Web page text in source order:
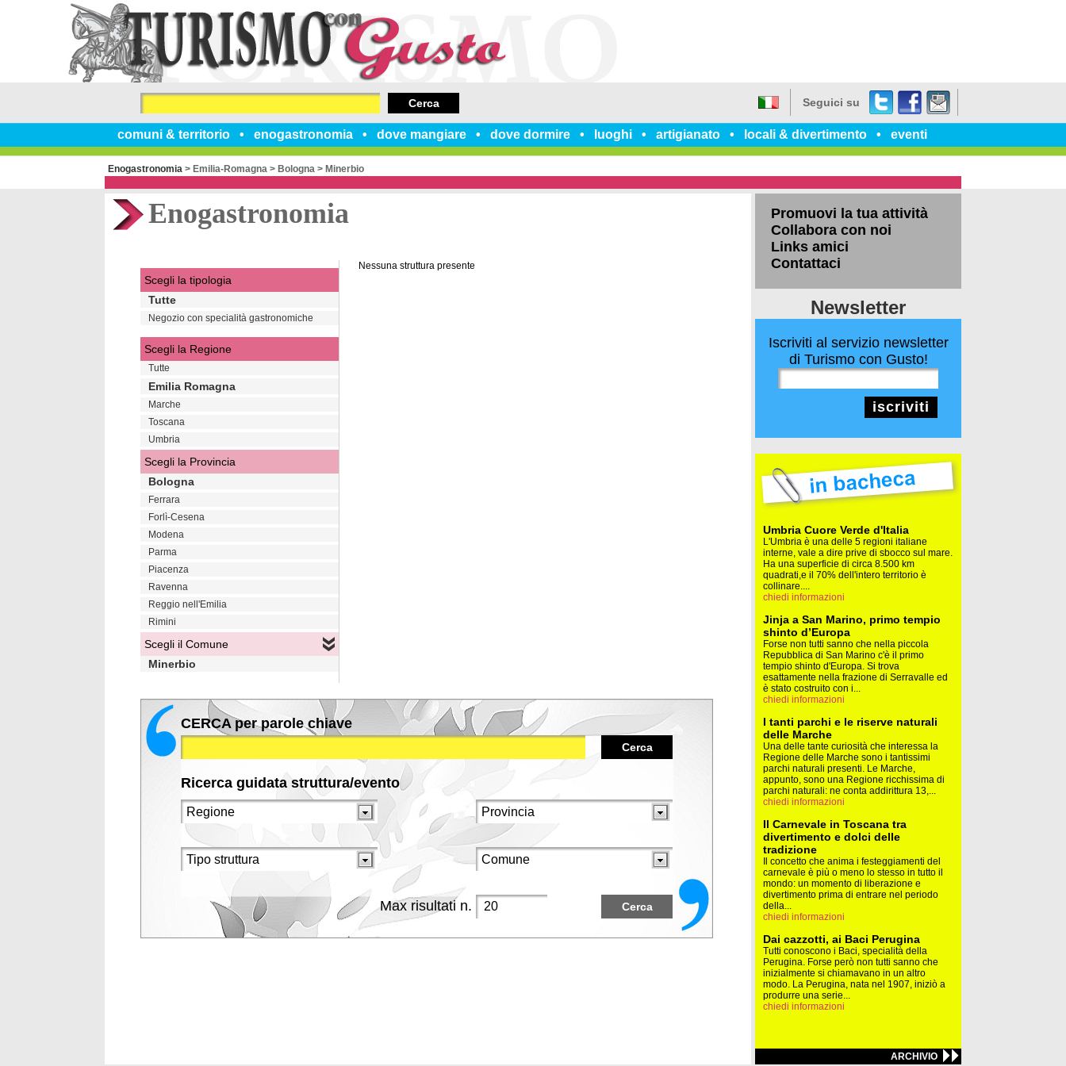
comuni & territorio enogastronomia dove mangiare dove dormire luoghi artigianato locali & divertimento eventi
Seguici su TwitterFacebook
un
Cerca
Enogastronomia > Emilia-Romagna > Bologna > Minerbio
Enogastronomia
Nessuna struttura presente
Scegli la tipologia
Tutte
Negozio con specialità gastronomiche
Scegli la Regione
Tutte
Emilia Romagna
Marche
Toscana
Umbria
Scegli la Provincia
Bologna
Ferrara
Forlì-Cesena
Modena
Parma
Piacenza
Ravenna
Reggio nell'Emilia
Rimini
Scegli il Comune
Minerbio
CERCA per parole chiave
Cerca
Ricerca guidata struttura/evento
Max risultati n. Cerca
Promuovi la tua attività
Collabora con noi
Links amici
Contattaci
Newsletter
Iscriviti al servizio newsletter
di Turismo con Gusto!
iscriviti
Umbria Cuore Verde d'Italia
L'Umbria è una delle 5 regioni italiane
interne, vale a dire prive di sbocco sul mare.
Ha una superficie di circa 8.500 km
quadrati,e il 70% dell'intero territorio è
collinare....
chiedi informazioni
Jinja a San Marino, primo tempio
shinto d’Europa
Forse non tutti sanno che nella piccola
Repubblica di San Marino c'è il primo
tempio shinto d'Europa. Si trova
esattamente nella frazione di Serravalle ed
è stato costruito con i...
chiedi informazioni
I tanti parchi e le riserve naturali
delle Marche
Una delle tante curiosità che interessa la
Regione delle Marche sono i tantissimi
parchi naturali presenti. Le Marche,
appunto, sono una Regione ricchissima di
parchi naturali: ne conta addirittura 13,...
chiedi informazioni
Il Carnevale in Toscana tra
divertimento e dolci delle
tradizione
Il concetto che anima i festeggiamenti del
carnevale è più o meno lo stesso in tutto il
mondo: un momento di liberazione e
divertimento prima di entrare nel periodo
della...
chiedi informazioni
Dai cazzotti, ai Baci Perugina
Tutti conoscono i Baci, specialità della
Perugina. Forse però non tutti sanno che
inizialmente si chiamavano in un altro
modo. La Perugina, nata nel 1907, iniziò a
produrre una serie...
chiedi informazioni
ARCHIVIO